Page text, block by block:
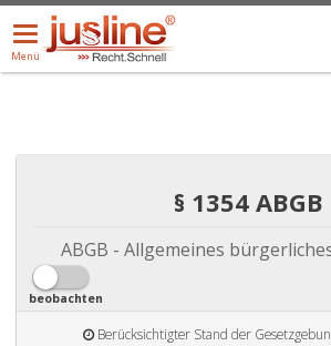
Menü
öffnen/schließen
Menü
ALLE DROPDOWN: GEWÄHLTER
§ 1354 ABGB
ABGB - Allgemeines
beobachten
Berücksichtigter Stand der